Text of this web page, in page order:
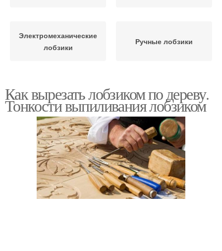
Электромеханические
лобзики
Ручные лобзики
Как вырезать лобзиком по дереву.
Тонкости выпиливания лобзиком